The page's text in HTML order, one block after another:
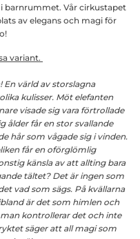
barnrummet. Vår cirkustapet
av elegans och magi för
variant.
En värld av storslagna
kulisser. Möt elefanten
visade sig vara förtrollade
ålder får en stor svallande
hår som vågade sig i vinden.
får en oförglömlig
känsla av att allting bara
tältet? Det är ingen som
vad som sägs. På kvällarna
är det som himlen och
kontrollerar det och inte
säger att all magi som